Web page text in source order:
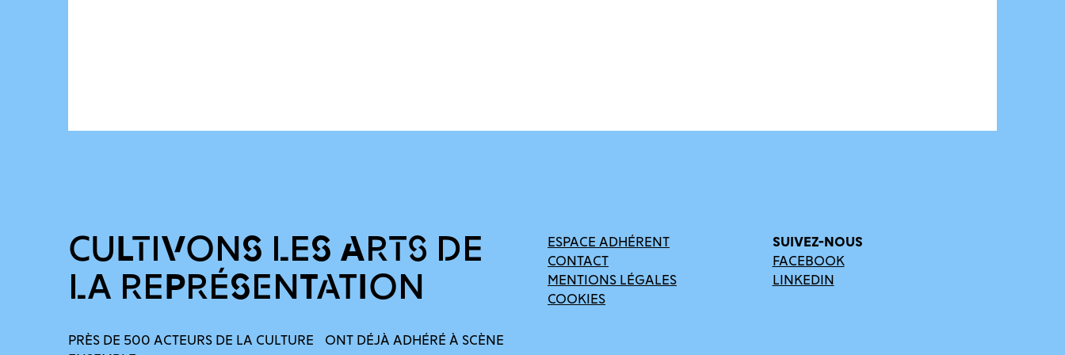
CULTIVONS LES ARTS DE
LA REPRÉSENTATION
PRÈS DE 500 ACTEURS DE LA CULTURE ONT DÉJÀ ADHÉRÉ À SCÈNE
ESPACE ADHÉRENT
CONTACT
MENTIONS LÉGALES
COOKIES
SUIVEZ-NOUS
FACEBOOK
LINKEDIN